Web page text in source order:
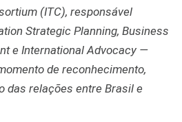
(ITC), responsável
Strategic Planning, Business
e International Advocacy —
de reconhecimento,
das relações entre Brasil e